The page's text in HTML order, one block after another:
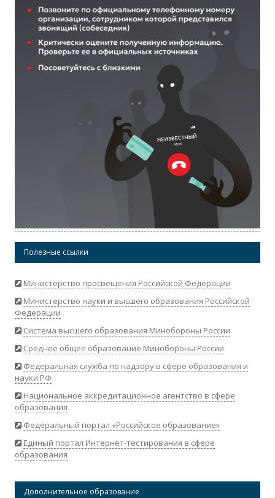
Полезные ссылки
Министерство просвещения Российской Федерации
Министерство науки и высшего образования Российской
Федерации
Система высшего образования Минобороны России
Среднее общее образование Минобороны России
Федеральная служба по надзору в сфере образования и
науки РФ
Национальное аккредитационное агентство в сфере
образования
Федеральный портал «Российское образование»
Единый портал Интернет-тестирования в сфере
образования
Дополнительное образование